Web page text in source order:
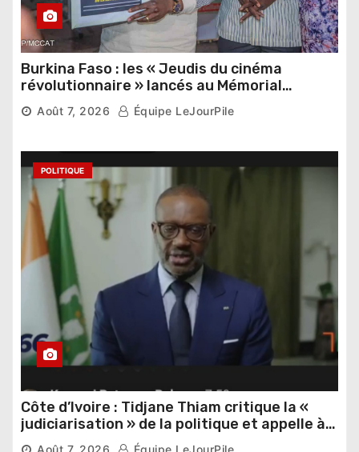
Burkina Faso : les « Jeudis du cinéma
révolutionnaire » lancés au Mémorial
Thomas Sankara
Août 7, 2026 Équipe LeJourPile
POLITIQUE
Côte d’Ivoire : Tidjane Thiam critique la «
judiciarisation » de la politique et appelle à
poursuivre l’apaisement
Août 7, 2026 Équipe LeJourPile